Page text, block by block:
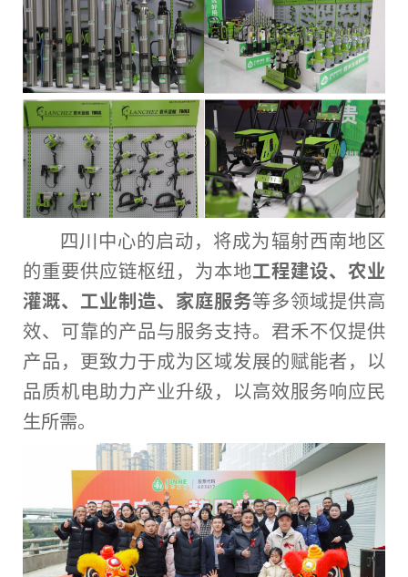
四川中心的启动，将成为辐射西南地区
的重要供应链枢纽，为本地工程建设、农业
灌溉、工业制造、家庭服务等多领域提供高
效、可靠的产品与服务支持。君禾不仅提供
产品，更致力于成为区域发展的赋能者，以
品质机电助力产业升级，以高效服务响应民
生所需。